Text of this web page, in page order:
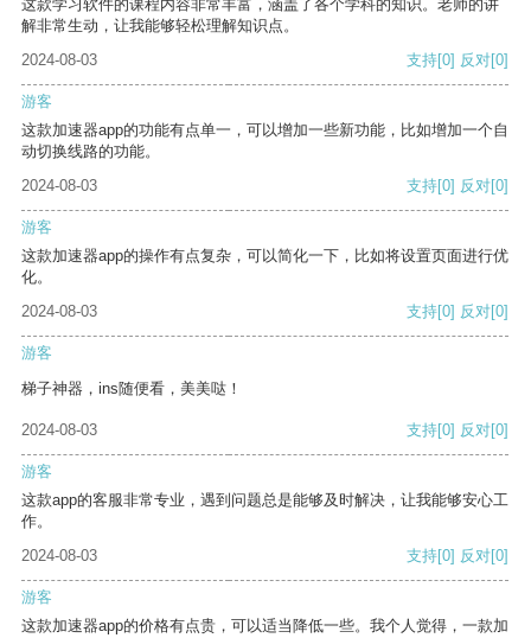
这款学习软件的课程内容非常丰富，涵盖了各个学科的知识。老师的讲
解非常生动，让我能够轻松理解知识点。
2024-08-03
支持[0] 反对[0]
游客
这款加速器app的功能有点单一，可以增加一些新功能，比如增加一个自
动切换线路的功能。
2024-08-03
支持[0] 反对[0]
游客
这款加速器app的操作有点复杂，可以简化一下，比如将设置页面进行优
化。
2024-08-03
支持[0] 反对[0]
游客
梯子神器，ins随便看，美美哒！
2024-08-03 支持[0] 反对[0]
游客
这款app的客服非常专业，遇到问题总是能够及时解决，让我能够安心工
作。
2024-08-03
支持[0] 反对[0]
游客
这款加速器app的价格有点贵，可以适当降低一些。我个人觉得，一款加